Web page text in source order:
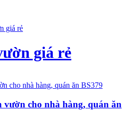
giá rẻ
giá rẻ
vườn cho nhà hàng, quán ăn